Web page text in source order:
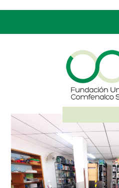
UNC
TÉCNICOS